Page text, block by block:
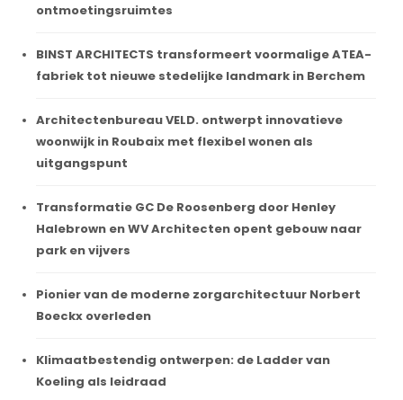
ontmoetingsruimtes
BINST ARCHITECTS transformeert voormalige ATEA-
fabriek tot nieuwe stedelijke landmark in Berchem
Architectenbureau VELD. ontwerpt innovatieve
woonwijk in Roubaix met flexibel wonen als
uitgangspunt
Transformatie GC De Roosenberg door Henley
Halebrown en WV Architecten opent gebouw naar
park en vijvers
Pionier van de moderne zorgarchitectuur Norbert
Boeckx overleden
Klimaatbestendig ontwerpen: de Ladder van
Koeling als leidraad